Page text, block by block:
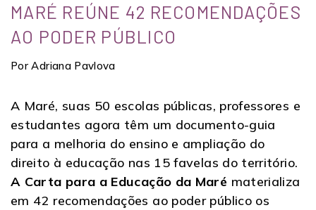
MARÉ REÚNE 42 RECOMENDAÇÕES
AO PODER PÚBLICO
Por Adriana Pavlova
A Maré, suas 50 escolas públicas, professores e
estudantes agora têm um documento-guia
para a melhoria do ensino e ampliação do
direito à educação nas 15 favelas do território.
A Carta para a Educação da Maré materializa
em 42 recomendações ao poder público os